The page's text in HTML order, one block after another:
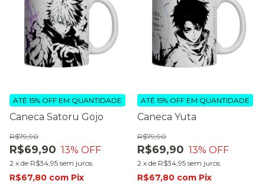
Caneca Satoru Gojo
R$69,90
R$79,90
13% OFF
2 x de R$34,95 sem juros
ATÉ 15% OFF EM QUANTIDADE
R$67,80 com Pix
Caneca Yuta
R$69,90
R$79,90
13% OFF
2 x de R$34,95 sem juros
ATÉ 15% OFF EM QUANTIDADE
R$67,80 com Pix